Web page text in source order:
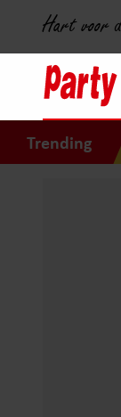
Hart voor
Trending